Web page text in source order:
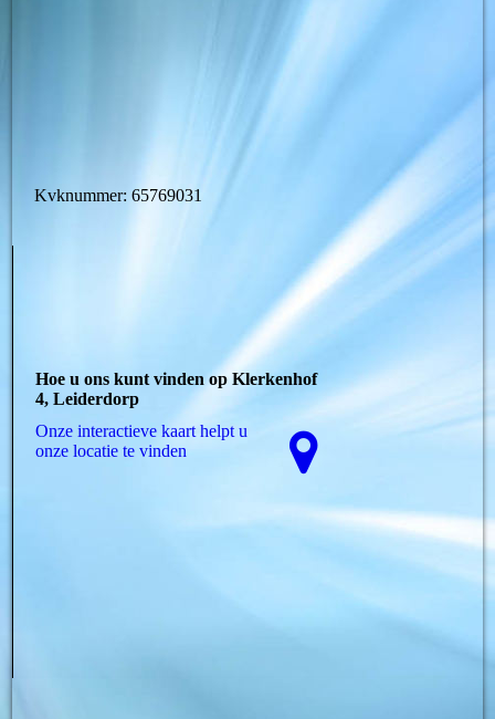
Kvknummer: 65769031
Hoe u ons kunt vinden op Klerkenhof
4, Leiderdorp
Onze interactieve kaart helpt u
onze locatie te vinden